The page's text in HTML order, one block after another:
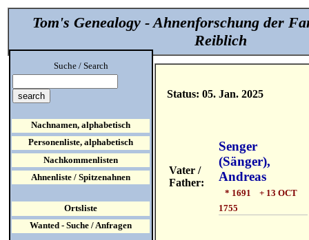
Tom's Genealogy - Ahnenforschung der
Reiblich
Status: 05. Jan. 2025
Vater /
Father:
Senger
(Sänger),
Andreas
* 1691 + 13 OCT
1755
Suche / Search
Nachnamen, alphabetisch
Personenliste, alphabetisch
Nachkommenlisten
Ahnenliste / Spitzenahnen
Ortsliste
Wanted - Suche / Anfragen